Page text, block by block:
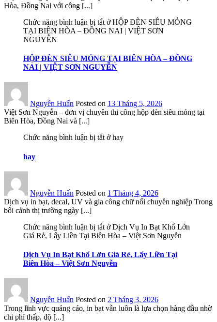
Hòa, Đồng Nai với công [...]
Chức năng bình luận bị tắt ở HỘP ĐÈN SIÊU MỎNG
TẠI BIÊN HÒA – ĐỒNG NAI | VIỆT SƠN
NGUYỄN
HỘP ĐÈN SIÊU MỎNG TẠI BIÊN HÒA – ĐỒNG
NAI | VIỆT SƠN NGUYỄN
Nguyễn Huấn Posted on 13 Tháng 5, 2026
Việt Sơn Nguyễn – đơn vị chuyên thi công hộp đèn siêu mỏng tại
Biên Hòa, Đồng Nai và [...]
Chức năng bình luận bị tắt ở hay
hay
Nguyễn Huấn Posted on 1 Tháng 4, 2026
Dịch vụ in bạt, decal, UV và gia công chữ nổi chuyên nghiệp Trong
bối cảnh thị trường ngày [...]
Chức năng bình luận bị tắt ở Dịch Vụ In Bạt Khổ Lớn
Giá Rẻ, Lấy Liền Tại Biên Hòa – Việt Sơn Nguyễn
Dịch Vụ In Bạt Khổ Lớn Giá Rẻ, Lấy Liền Tại
Biên Hòa – Việt Sơn Nguyễn
Nguyễn Huấn Posted on 2 Tháng 3, 2026
Trong lĩnh vực quảng cáo, in bạt vẫn luôn là lựa chọn hàng đầu nhờ
chi phí thấp, độ [...]